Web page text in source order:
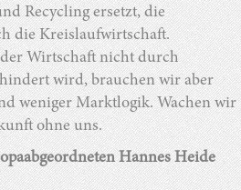
Recycling ersetzt, die
die Kreislaufwirtschaft.
Wirtschaft nicht durch
wird, brauchen wir aber
weniger Marktlogik. Wachen wir
ohne uns.
Hannes Heide